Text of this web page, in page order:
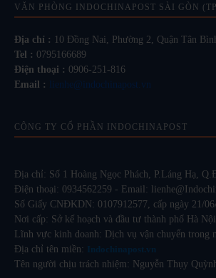
VĂN PHÒNG INDOCHINAPOST SÀI GÒN
Địa chỉ : 10 Đồng Nai, Phường 2, Quận Tân
Tel : 0795166689
Điện thoại : 0906-251-816
Email :
lienhe@indochinapost.vn
CÔNG TY CỔ PHẦN INDOCHINAPOST
Địa chỉ: Số 1 Hoàng Ngọc Phách, P.Láng Hạ,
Điện thoại: 0934562259 - Email:
Số Giấy CNĐKDN: 0107912577, cấp ngày 21/
Nơi cấp: Sở kế hoạch và đầu tư thành phố Hà Nội
Lĩnh vực kinh doanh: Dịch vụ vận chuyển trong
Địa chỉ tên miền: Indochinapost.vn
Tên người chịu trách nhiệm: Nguyễn Thụy